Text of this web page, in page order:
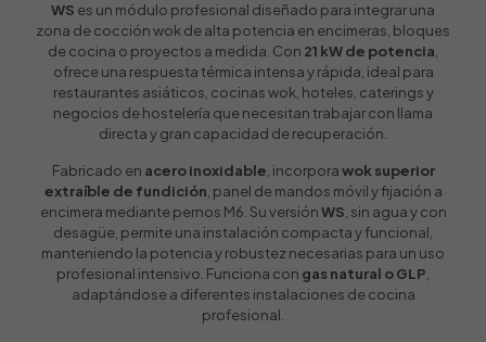
WS es un módulo profesional diseñado para integrar una
zona de cocción wok de alta potencia en encimeras, bloques
de cocina o proyectos a medida. Con 21 kW de potencia
ofrece una respuesta térmica intensa y rápida, ideal para
restaurantes asiáticos, cocinas wok, hoteles, caterings y
negocios de hostelería que necesitan trabajar con llama
directa y gran capacidad de recuperación.
Fabricado en acero inoxidable , incorporawok superior
extraíble de fundición , panel de mandos móvil y fijación a
encimera mediante pernos M6. Su versiónWS , sin agua y con
desagüe, permite una instalación compacta y funcional,
manteniendo la potencia y robustez necesarias para un uso
profesional intensivo. Funciona con gas natural o GLP
adaptándose a diferentes instalaciones de cocina
profesional.